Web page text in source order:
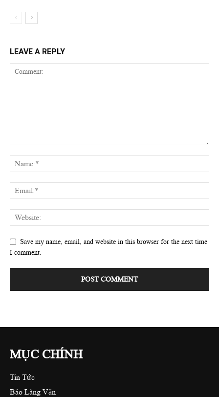
LEAVE A REPLY
Save my name, email, and website in this browser for the next time
I comment.
MỤC CHÍNH
Tin Tức
Báo Làng Văn